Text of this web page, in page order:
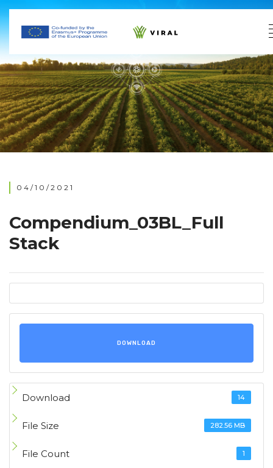
04/10/2021
Compendium_03BL_Full
Stack
DOWNLOAD
Download 14
File Size 282.56 MB
File Count 1